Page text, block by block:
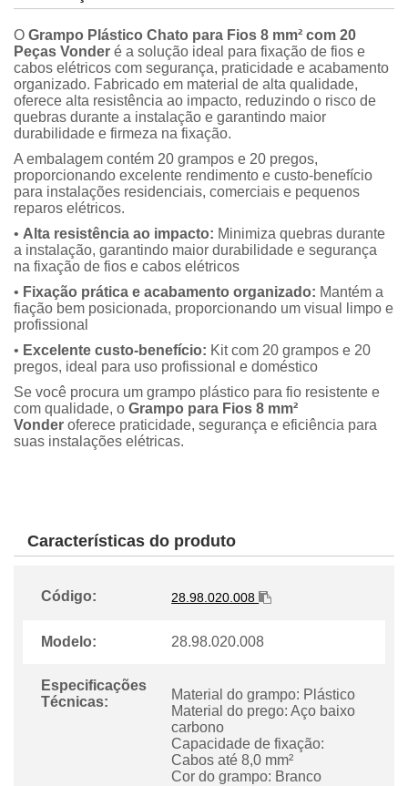
O Grampo Plástico Chato para Fios 8 mm² com 20
Peças Vonder é a solução ideal para fixação de fios e
cabos elétricos com segurança, praticidade e acabamento
organizado. Fabricado em material de alta qualidade,
oferece alta resistência ao impacto, reduzindo o risco de
quebras durante a instalação e garantindo maior
durabilidade e firmeza na fixação.
A embalagem contém 20 grampos e 20 pregos,
proporcionando excelente rendimento e custo-benefício
para instalações residenciais, comerciais e pequenos
reparos elétricos.
• Alta resistência ao impacto: Minimiza quebras durante
a instalação, garantindo maior durabilidade e segurança
na fixação de fios e cabos elétricos
• Fixação prática e acabamento organizado: Mantém a
fiação bem posicionada, proporcionando um visual limpo e
profissional
• Excelente custo-benefício: Kit com 20 grampos e 20
pregos, ideal para uso profissional e doméstico
Se você procura um grampo plástico para fio resistente e
com qualidade, o Grampo para Fios 8 mm²
Vonder oferece praticidade, segurança e eficiência para
suas instalações elétricas.
Características do produto
Código: 28.98.020.008
Modelo: 28.98.020.008
Especificações
Técnicas:
Material do grampo: Plástico
Material do prego: Aço baixo
carbono
Capacidade de fixação:
Cabos até 8,0 mm²
Cor do grampo: Branco